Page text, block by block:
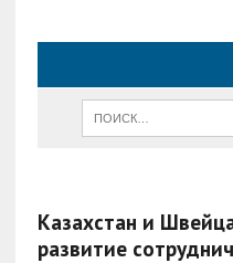
Казахстан и
развитие